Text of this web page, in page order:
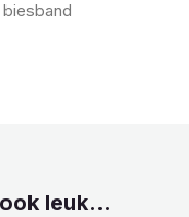
leuk...